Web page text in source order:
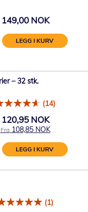
149,00 NOK
LEGG I KURV
– 32 stk.
(14)
120,95 NOK
Fra 108,85 NOK
LEGG I KURV
(1)